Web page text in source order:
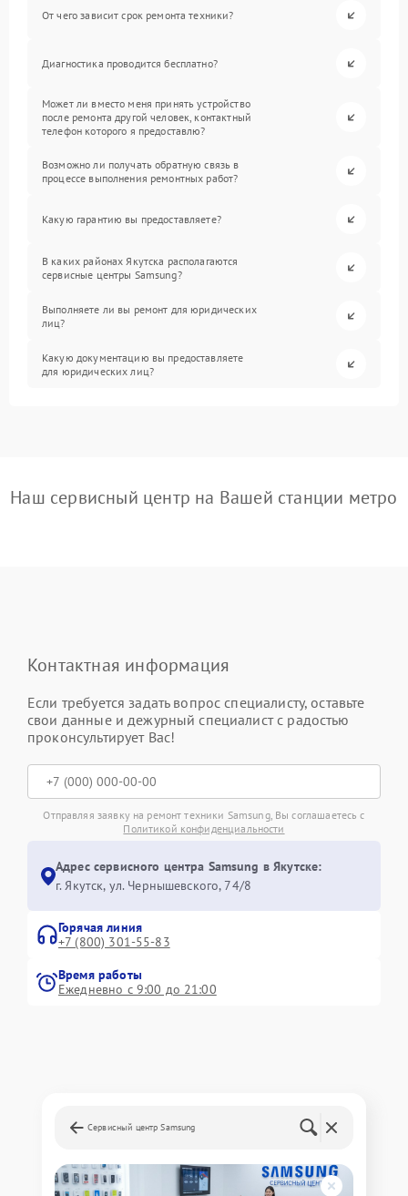
От чего зависит срок ремонта техники?
Диагностика проводится бесплатно?
Может ли вместо меня принять устройство
после ремонта другой человек, контактный
телефон которого я предоставлю?
Возможно ли получать обратную связь в
процессе выполнения ремонтных работ?
Какую гарантию вы предоставляете?
В каких районах Якутска располагаются
сервисные центры Samsung?
Выполняете ли вы ремонт для юридических
лиц?
Какую документацию вы предоставляете
для юридических лиц?
Наш сервисный центр на Вашей станции метро
Контактная информация
Если требуется задать вопрос специалисту, оставьте
свои данные и дежурный специалист с радостью
проконсультирует Вас!
Отправляя заявку на ремонт техники Samsung, Вы соглашаетесь с
Политикой конфиденциальности
Адрес сервисного центра Samsung в Якутске:
г. Якутск, ул. Чернышевского, 74/8
Горячая линия
+7 (800) 301-55-83
Время работы
Ежедневно с 9:00 до 21:00
Сервисный центр Samsung